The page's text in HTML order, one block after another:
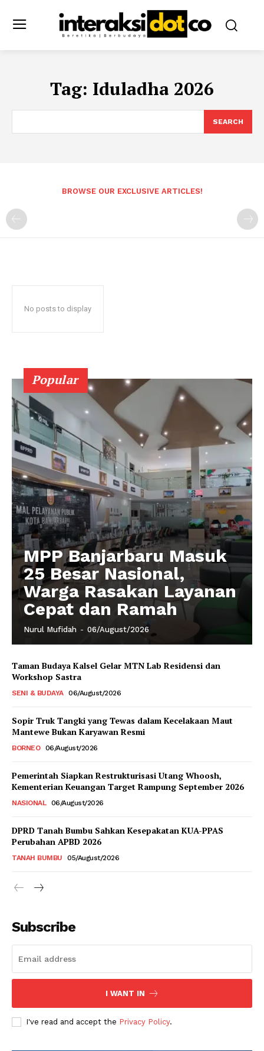
Tag: Iduladha 2026
SEARCH
BROWSE OUR EXCLUSIVE ARTICLES!
No posts to display
Popular
MPP Banjarbaru Masuk
25 Besar Nasional,
Warga Rasakan Layanan
Cepat dan Ramah
Nurul Mufidah - 06/August/2026
Taman Budaya Kalsel Gelar MTN Lab Residensi dan
Workshop Sastra
SENI & BUDAYA 06/August/2026
Sopir Truk Tangki yang Tewas dalam Kecelakaan Maut
Mantewe Bukan Karyawan Resmi
BORNEO 06/August/2026
Pemerintah Siapkan Restrukturisasi Utang Whoosh,
Kementerian Keuangan Target Rampung September 2026
NASIONAL 06/August/2026
DPRD Tanah Bumbu Sahkan Kesepakatan KUA-PPAS
Perubahan APBD 2026
TANAH BUMBU 05/August/2026
Subscribe
I WANT IN
I've read and accept the Privacy Policy.